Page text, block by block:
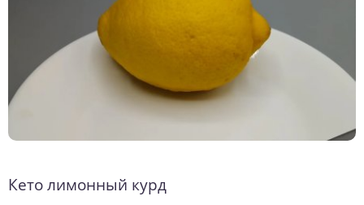
Кето лимонный курд